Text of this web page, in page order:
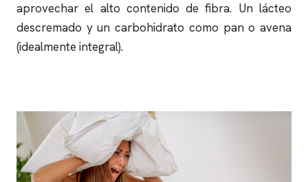
aprovechar el alto contenido de fibra. Un lácteo
descremado y un carbohidrato como pan o avena
(idealmente integral).